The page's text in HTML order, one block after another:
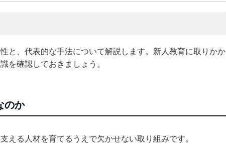
と、代表的な手法について解説します。新人教育に取りかか
を確認しておきましょう。
のか
える人材を育てるうえで欠かせない取り組みです。